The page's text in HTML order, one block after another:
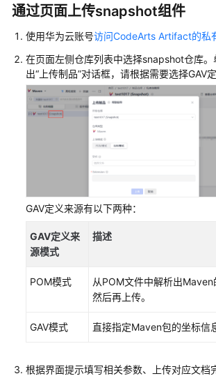
用
指
南
最
参
常
问
软
布
通过页面上传snapshot组件
使用华为云账号访问CodeArts Artifact的私
在页面左侧仓库列表中选择snapshot仓库。
出“上传制品”对话框，请根据需要选择GAV定
GAV定义来源有以下两种：
GAV定义来
源模式
描述
POM模式
从POM文件中解析出Maven
然后再上传。
GAV模式 直接指定Maven包的坐标信
根据界面提示填写相关参数、上传对应文档